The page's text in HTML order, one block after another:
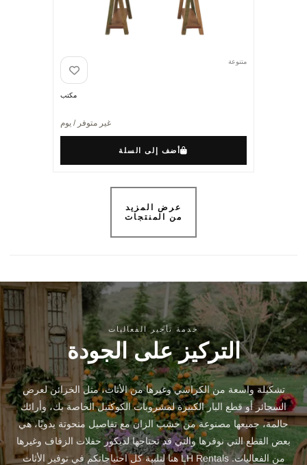
متنوعة
مكتب
غير متوفر / يوم
أضف إلى السلة
عرض المزيد
من المنتجات
خدمة تأجير الفعاليات
التركيز على الجودة
تشكيلة واسعة من الكراسي وغيرها من الأثاث، مثل الخزائن لعرض
السجائر أو قطع البار الكبيرة لمشروبات الكوكتيل الخاصة بك، وأرائك
حالمة، جميعها مصنوعة من خشب الزان مع تفاصيل منحوتة يدويًا، هي
بعض القطع التي نوفرها والتي قد تحتاجها لديكور حفلات الزفاف وغيرها
من الفعاليات. LH Rentals هنا لتلبية كل احتياجاتكم في توفير الأثاث